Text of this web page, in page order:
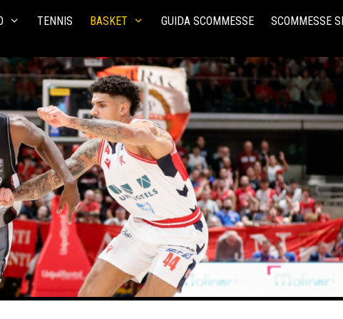
TENNIS BASKET GUIDA SCOMMESSE SCOMMESSE